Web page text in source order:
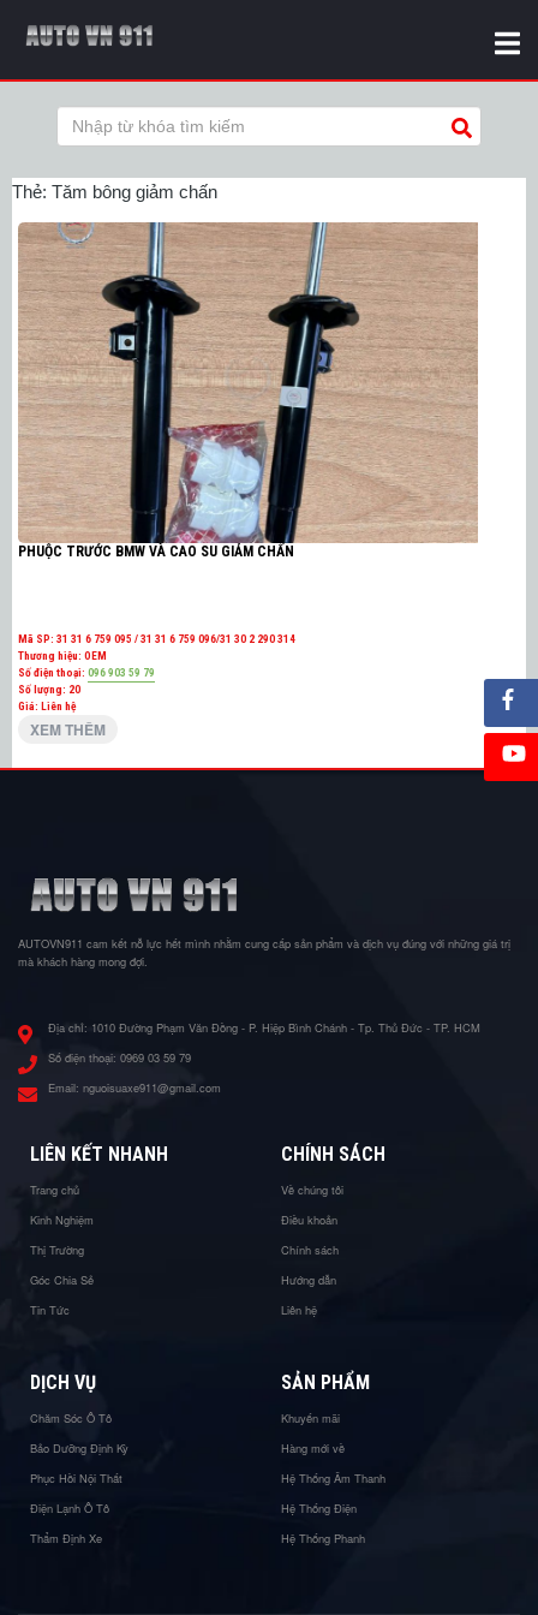
Thẻ: Tăm bông giảm chấn
PHUỘC TRƯỚC BMW VÀ CAO SU GIẢM CHẤN
Mã SP: 31 31 6 759 095 / 31 31 6 759 096/31 30 2 290 314
Thương hiệu: OEM
Số điện thoại: 096 903 59 79
Số lượng: 20
Giá: Liên hệ
XEM THÊM
AUTOVN911 cam kết nỗ lực hết mình nhằm cung cấp sản phẩm và dịch vụ đúng với những giá trị
mà khách hàng mong đợi.
Địa chỉ: 1010 Đường Phạm Văn Đồng - P. Hiệp Bình Chánh - Tp. Thủ Đức - TP. HCM
Số điện thoại: 0969 03 59 79
Email: nguoisuaxe911@gmail.com
LIÊN KẾT NHANH
Trang chủ
Kinh Nghiệm
Thị Trường
Góc Chia Sẻ
Tin Tức
CHÍNH SÁCH
Về chúng tôi
Điều khoản
Chính sách
Hướng dẫn
Liên hệ
DỊCH VỤ
Chăm Sóc Ô Tô
Bảo Dưỡng Định Kỳ
Phục Hồi Nội Thất
Điện Lạnh Ô Tô
Thẩm Định Xe
SẢN PHẨM
Khuyến mãi
Hàng mới về
Hệ Thống Âm Thanh
Hệ Thống Điện
Hệ Thống Phanh